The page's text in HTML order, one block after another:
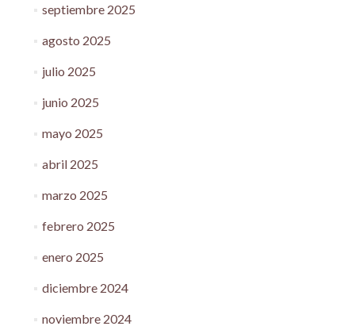
septiembre 2025
agosto 2025
julio 2025
junio 2025
mayo 2025
abril 2025
marzo 2025
febrero 2025
enero 2025
diciembre 2024
noviembre 2024